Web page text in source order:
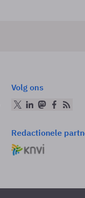
Volg ons
Redactionele